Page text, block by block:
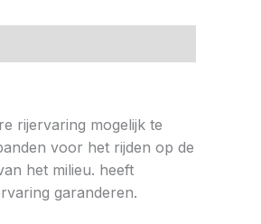
rijervaring mogelijk te
voor het rijden op de
het milieu. heeft
garanderen.